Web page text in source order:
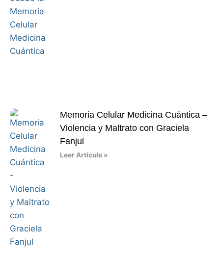
Memoria Celular Medicina Cuántica –
Violencia y Maltrato con Graciela
Fanjul
Leer Artículo »